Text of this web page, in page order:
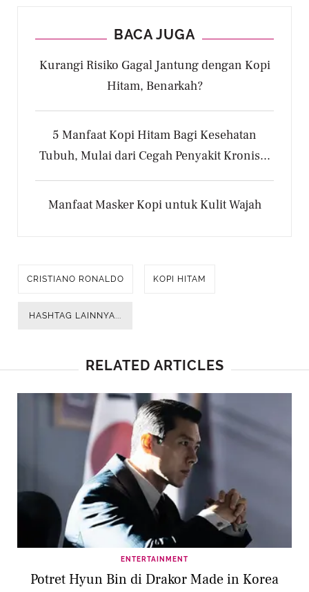
BACA JUGA
Kurangi Risiko Gagal Jantung dengan Kopi
Hitam, Benarkah?
5 Manfaat Kopi Hitam Bagi Kesehatan
Tubuh, Mulai dari Cegah Penyakit Kronis...
Manfaat Masker Kopi untuk Kulit Wajah
CRISTIANO RONALDO KOPI HITAM
HASHTAG LAINNYA...
RELATED ARTICLES
ENTERTAINMENT
Potret Hyun Bin di Drakor Made in Korea